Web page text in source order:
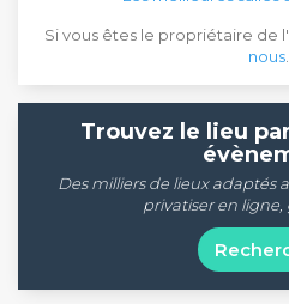
Si vous êtes le propriétaire de
nous
Trouvez le lieu
Des milliers de lieux adaptés
privatiser en